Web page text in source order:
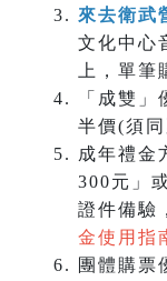
來去衛武
文化中心
上，單筆
「成雙
半價(須
成年禮金
300元」
證件備驗
金使用指
團體購票